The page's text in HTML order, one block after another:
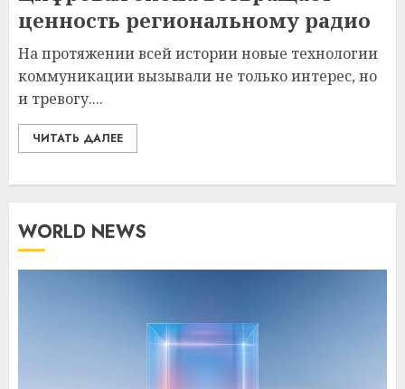
ценность региональному радио
На протяжении всей истории новые технологии
коммуникации вызывали не только интерес, но
и тревогу....
ЧИТАТЬ ДАЛЕЕ
WORLD NEWS